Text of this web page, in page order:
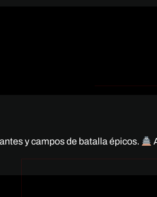
y campos de batalla épicos.